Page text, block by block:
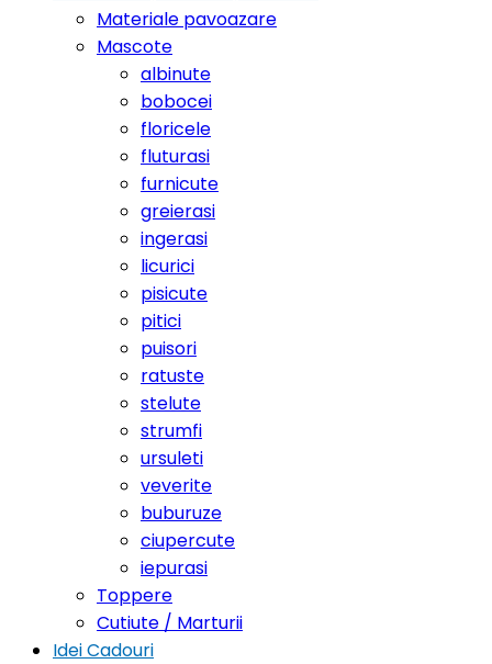
Materiale pavoazare
Mascote
albinute
bobocei
floricele
fluturasi
furnicute
greierasi
ingerasi
licurici
pisicute
pitici
puisori
ratuste
stelute
strumfi
ursuleti
veverite
buburuze
ciupercute
iepurasi
Toppere
Cutiute / Marturii
Idei Cadouri